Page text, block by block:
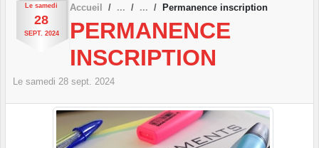
Le samedi
28
SEPT. 2024
Accueil Permanence inscription
PERMANENCE
INSCRIPTION
Le samedi 28 sept. 2024